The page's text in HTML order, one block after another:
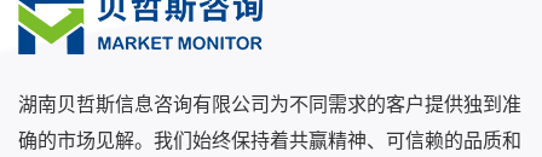
湖南贝哲斯信息咨询有限公司为不同需求的客户提供独到准
确的市场见解。我们始终保持着共赢精神、可信赖的品质和